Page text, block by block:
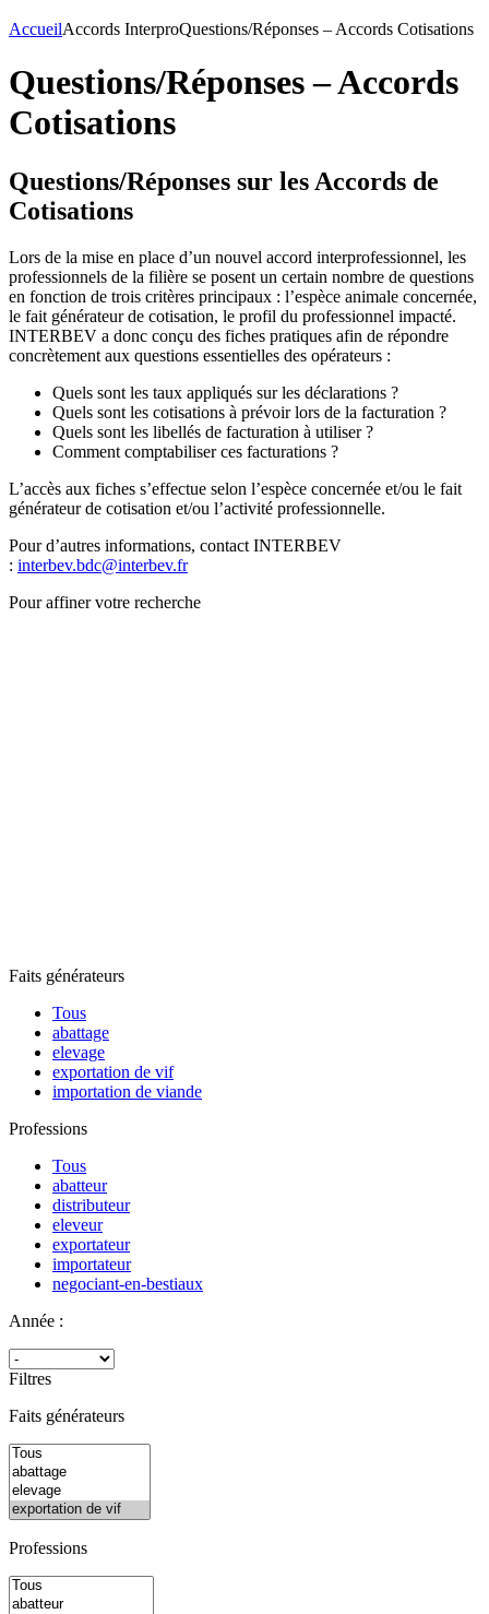
AccueilAccords InterproQuestions/Réponses – Accords Cotisations
Questions/Réponses – Accords
Cotisations
Questions/Réponses sur les Accords de
Cotisations
Lors de la mise en place d’un nouvel accord interprofessionnel, les
professionnels de la filière se posent un certain nombre de questions
en fonction de trois critères principaux : l’espèce animale concernée,
le fait générateur de cotisation, le profil du professionnel impacté.
INTERBEV a donc conçu des fiches pratiques afin de répondre
concrètement aux questions essentielles des opérateurs :
Quels sont les taux appliqués sur les déclarations ?
Quels sont les cotisations à prévoir lors de la facturation ?
Quels sont les libellés de facturation à utiliser ?
Comment comptabiliser ces facturations ?
L’accès aux fiches s’effectue selon l’espèce concernée et/ou le fait
générateur de cotisation et/ou l’activité professionnelle.
Pour d’autres informations, contact INTERBEV
: interbev.bdc@interbev.fr
Pour affiner votre recherche
Faits générateurs
Tous
abattage
elevage
exportation de vif
importation de viande
Professions
Tous
abatteur
distributeur
eleveur
exportateur
importateur
negociant-en-bestiaux
Année :
Filtres
Faits générateurs
Professions